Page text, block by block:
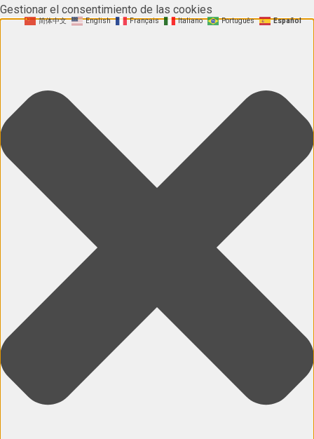
Gestionar el consentimiento de las cookies
简体中文 English Français Italiano Português Español